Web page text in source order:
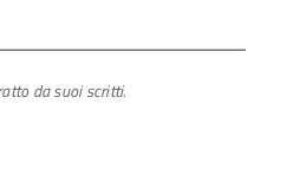
da suoi scritti.